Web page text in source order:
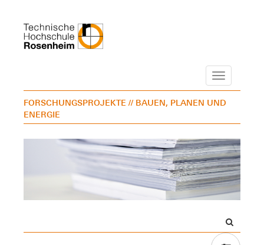
Navigation
FORSCHUNGSPROJEKTE // BAUEN, PLANEN UND
ENERGIE